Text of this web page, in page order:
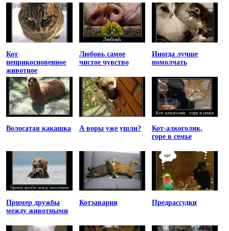
Кот
неприкосновенное
животное
Любовь самое
чистое чувство
Иногда лучше
помолчать
Волосатая какашка А воры уже ушли?
Кот-алкоголик,
горе в семье
Пример дружбы
между животными
Котэавария Предрассудки